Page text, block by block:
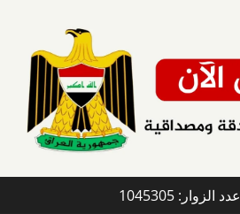
عدد الزوار: 1045305